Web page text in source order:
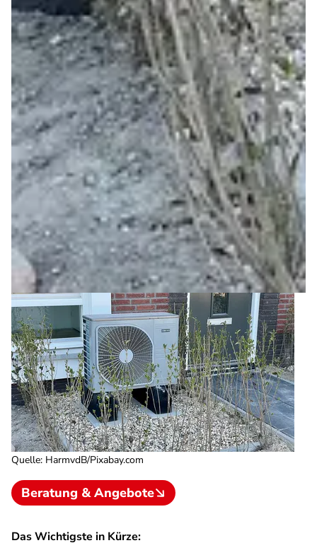
Quelle: HarmvdB/Pixabay.com
Beratung & Angebote
Das Wichtigste in Kürze: